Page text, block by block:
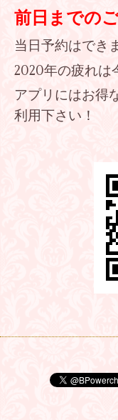
前日までの
当日予約はでき
2020年の疲れは
アプリにはお得
利用下さい！